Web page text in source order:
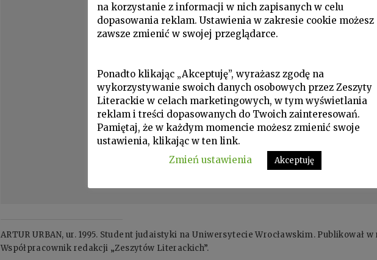
ARTUR URBAN, ur. 1995. Student judaistyki na Uniwersytecie Wrocławskim. Publikował
Współpracownik redakcji „Zeszytów Literackich”.
na korzystanie z informacji w nich zapisanych w celu
dopasowania reklam. Ustawienia w zakresie cookie możesz
zawsze zmienić w swojej przeglądarce.
Ponadto klikając „Akceptuję”, wyrażasz zgodę na
wykorzystywanie swoich danych osobowych przez Zeszyty
Literackie w celach marketingowych, w tym wyświetlania
reklam i treści dopasowanych do Twoich zainteresowań.
Pamiętaj, że w każdym momencie możesz zmienić swoje
ustawienia, klikając w ten link.
Zmień ustawienia
Akceptuję